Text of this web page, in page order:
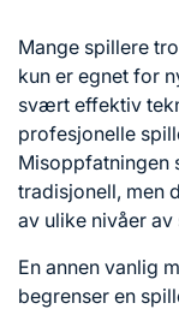
Mange spillere
kun er egnet for
svært effektiv
profesjonelle
Misoppfatningen
tradisjonell, men
av ulike nivåer av
En annen vanlig
begrenser en